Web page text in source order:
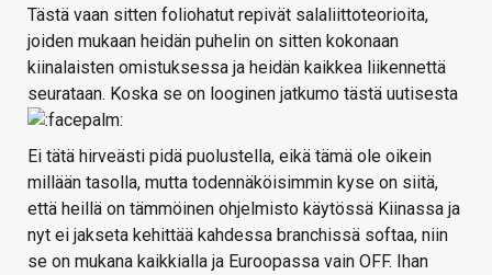
Tästä vaan sitten foliohatut repivät salaliittoteorioita,
joiden mukaan heidän puhelin on sitten kokonaan
kiinalaisten omistuksessa ja heidän kaikkea liikennettä
seurataan. Koska se on looginen jatkumo tästä uutisesta
Ei tätä hirveästi pidä puolustella, eikä tämä ole oikein
millään tasolla, mutta todennäköisimmin kyse on siitä,
että heillä on tämmöinen ohjelmisto käytössä Kiinassa ja
nyt ei jakseta kehittää kahdessa branchissä softaa, niin
se on mukana kaikkialla ja Euroopassa vain OFF. Ihan